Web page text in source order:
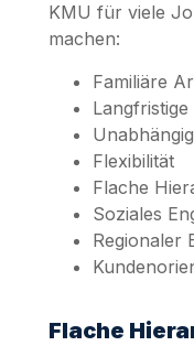
KMU für viele
machen:
Familiäre
Flexibilität
Flache
Soziales
Regionaler
Flache